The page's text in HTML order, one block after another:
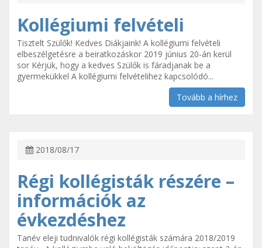
Kollégiumi felvételi
Tisztelt Szülők! Kedves Diákjaink! A kollégiumi felvételi
elbeszélgetésre a beiratkozáskor 2019 június 20-án kerül
sor Kérjük, hogy a kedves Szülők is fáradjanak be a
gyermekükkel A kollégiumi felvételihez kapcsolódó...
Tovább a hírhez
2018/08/17
Régi kollégisták részére –
információk az
évkezdéshez
Tanév eleji tudnivalók régi kollégisták számára 2018/2019